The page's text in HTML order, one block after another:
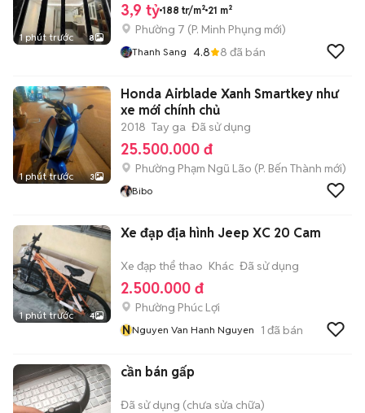
1 phút trước 8
3,9 tỷ 188 tr/m² 21 m²
Phường 7 (P. Minh Phụng mới)
Thanh Sang 4.8 8 đã bán
1 phút trước 3
Honda Airblade Xanh Smartkey như
xe mới chính chủ
2018 Tay ga Đã sử dụng
25.500.000 đ
Phường Phạm Ngũ Lão (P. Bến Thành mới)
Bibo
1 phút trước 4
Xe đạp địa hình Jeep XC 20 Cam
Xe đạp thể thao Khác Đã sử dụng
2.500.000 đ
Phường Phúc Lợi
NNguyen Van Hanh Nguyen 1 đã bán
cần bán gấp
Đã sử dụng (chưa sửa chữa)